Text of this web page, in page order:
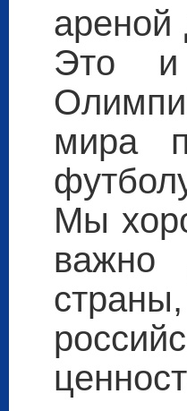
ареной
Это и
мира
Мы
важно